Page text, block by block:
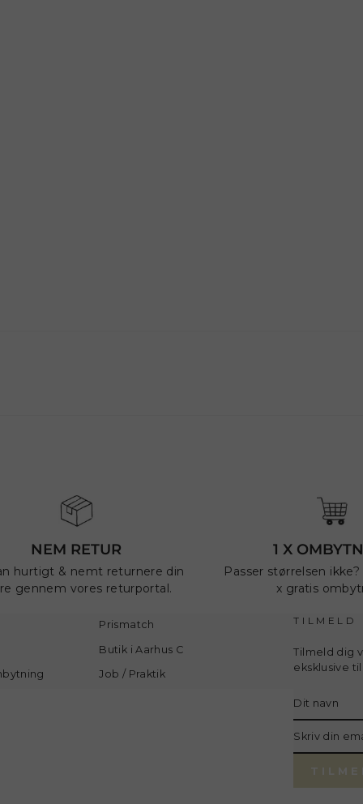
NEM RETUR
hurtigt & nemt returnere din
gennem vores returportal.
1 X
Passer størrelsen ikke?
x gratis
Prismatch
Butik i Aarhus C
Job / Praktik
TILMELD
Tilmeld dig
eksklusive
missing:
din